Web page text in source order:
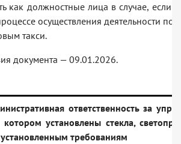
как должностные лица в случае, если
осуществления деятельности по
такси.
документа — 09.01.2026.
ответственность за
котором установлены стекла,
установленным требованиям